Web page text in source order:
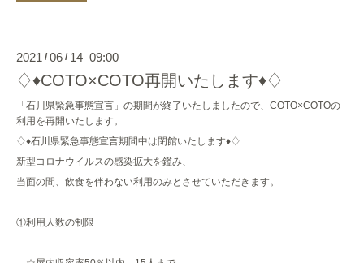
2021 / 06 / 14 09:00
♢♦COTO×COTO再開いたします♦♢
「石川県緊急事態宣言」の期間が終了いたしましたので、COTO×COTOの
利用を再開いたします。
♢♦石川県緊急事態宣言期間中は閉館いたします♦♢
新型コロナウイルスの感染拡大を鑑み、
当面の間、飲食を伴わない利用のみとさせていただきます。
①利用人数の制限